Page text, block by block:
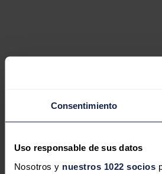
Consentimiento
Uso responsable de sus datos
Nosotros y nuestros 1022 socios